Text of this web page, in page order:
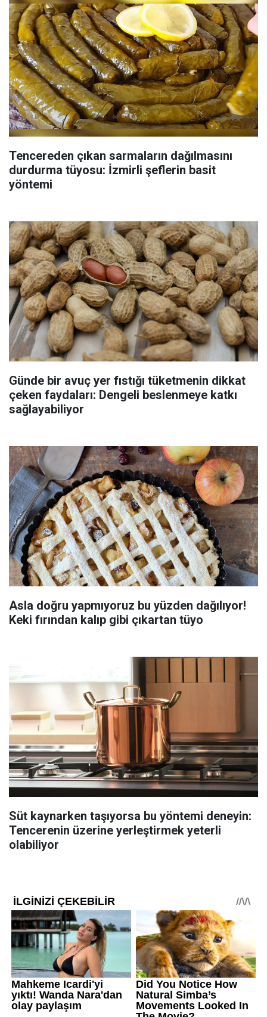
Tencereden çıkan sarmaların dağılmasını
durdurma tüyosu: İzmirli şeflerin basit
yöntemi
Günde bir avuç yer fıstığı tüketmenin dikkat
çeken faydaları: Dengeli beslenmeye katkı
sağlayabiliyor
Asla doğru yapmıyoruz bu yüzden dağılıyor!
Keki fırından kalıp gibi çıkartan tüyo
Süt kaynarken taşıyorsa bu yöntemi deneyin:
Tencerenin üzerine yerleştirmek yeterli
olabiliyor